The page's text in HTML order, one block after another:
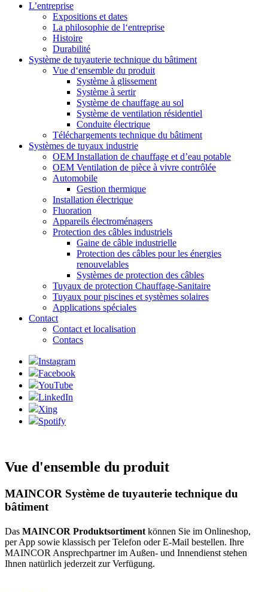
L’entreprise
Expositions et dates
La philosophie de l‘entreprise
Histoire
Durabilité
Système de tuyauterie technique du bâtiment
Vue d‘ensemble du produit
Système à glissement
Système à sertir
Système de chauffage au sol
Système de ventilation résidentiel
Conduite électrique
Téléchargements technique du bâtiment
Systèmes de tuyaux industrie
OEM Installation de chauffage et d’eau potable
OEM Ventilation de pièce à vivre contrôlée
Automobile
Gestion thermique
Installation électrique
Fluoration
Appareils électroménagers
Protection des câbles industriels
Gaine de câble industrielle
Protection des câbles pour les énergies
renouvelables
Systèmes de protection des câbles
Tuyaux de protection Chauffage-Sanitaire
Tuyaux pour piscines et systèmes solaires
Applications spéciales
Contact
Contact et localisation
Contacs
Instagram
Facebook
YouTube
LinkedIn
Xing
Spotify
Vue d'ensemble du produit
MAINCOR Système de tuyauterie technique du
bâtiment
Das MAINCOR Produktsortiment können Sie im Onlineshop,
per App sowie klassisch per Telefon oder E-Mail bestellen. Ihre
MAINCOR Ansprechpartner im Außen- und Innendienst stehen
Ihnen natürlich jederzeit zur Verfügung.